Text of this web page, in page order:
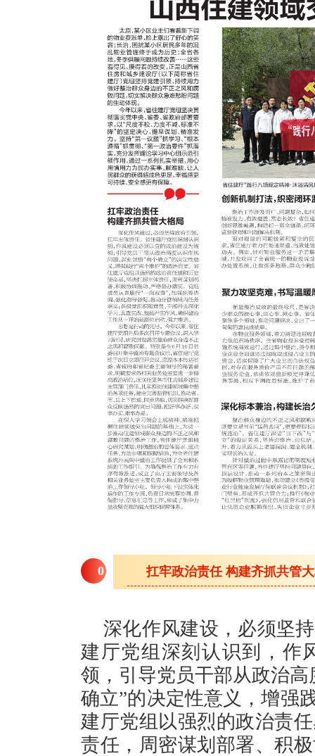
01 扛牢政治责任 构建齐抓共管
深化作风建设，必须坚
建厅党组深刻认识到，作
领，引导党员干部从政治
确立”的决定性意义，增强
建厅党组以强烈的政治责
责任，周密谋划部署、积